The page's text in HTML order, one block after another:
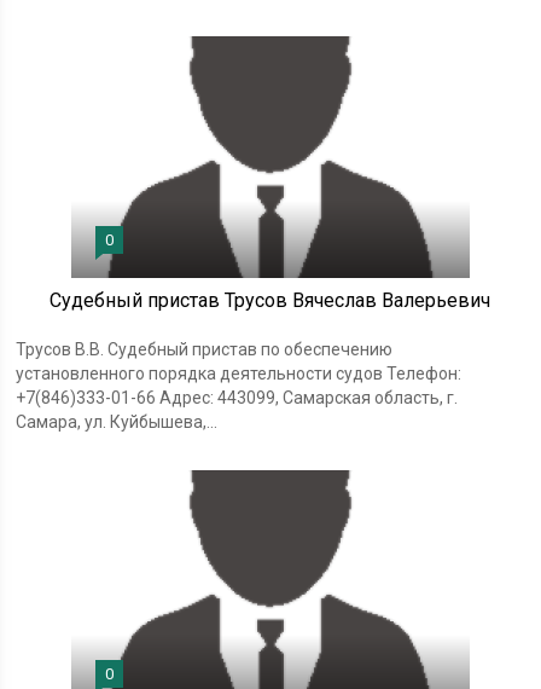
0
Судебный пристав Трусов Вячеслав Валерьевич
Трусов В.В. Судебный пристав по обеспечению
установленного порядка деятельности судов Телефон:
+7(846)333-01-66 Адрес: 443099, Самарская область, г.
Самара, ул. Куйбышева,...
0